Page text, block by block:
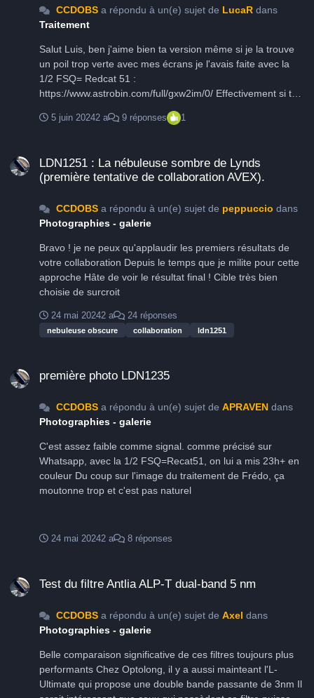
CCDOBSa répondu à un(e) sujet de LucaRdans
Traitement
Salut Luis, ben j'aime bien ta version même si je la trouve
un poil trop verte avec mes écrans je l'avais faite avec la
1/2 FSQ= Redcat 51 :
https://www.astrobin.com/full/gxw2im/0/ Effectivement si tu
ajoutes du temps cela n'en sera que mieux pas de conseil
sur le traitement, j'ai pas Siril et mon image c'est avec la
sera TOP Dans les prochains jours je me lance sur celle du
dessus du Requin, le Rotten Fish LDN 1251 au C14H, ça
5 juin 20242 a 9 réponses 1
LDN1251 : La nébuleuse sombre de Lynds
(première tentative de collaboration AVEX).
CCDOBSa répondu à un(e) sujet de peppuccio dans
Photographies - galerie
Bravo ! je ne peux qu'applaudir les premiers résultats de
votre collaboration Depuis le temps que je milite pour cette
approche Hâte de voir le résultat final ! Cible très bien
choisie de surcroit
24 mai 20242 a 24 réponses
nebuleuse obscure collaboration ldn1251
première photo LDN1235
CCDOBSa répondu à un(e) sujet de APRAVENdans
Photographies - galerie
C'est assez faible comme signal. comme précisé sur
Whatsapp, avec la 1/2 FSQ=Recat51, on lui a mis 23h+ en
couleur Du coup sur l'image du traitement de Frédo, ça
moutonne trop et c'est pas naturel
24 mai 20242 a 8 réponses
Test du filtre Antlia ALP-T dual-band 5 nm
CCDOBSa répondu à un(e) sujet de Axel dans
Photographies - galerie
Belle comparaison significative de ces filtres toujours plus
performants Chez Optolong, il y a aussi mainteant l'L-
Ultimate qui propose une double bande passante de 3nm Il